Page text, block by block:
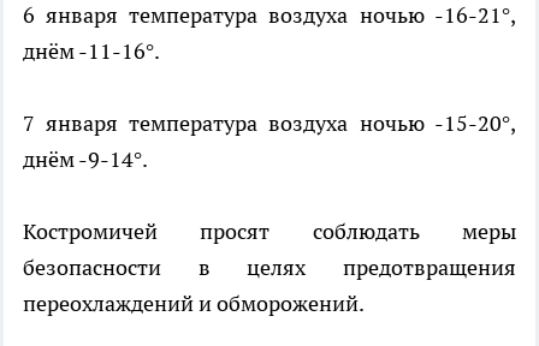
6 января температура воздуха ночью -16-21°,
днём -11-16°.
7 января температура воздуха ночью -15-20°,
днём -9-14°.
Костромичей просят соблюдать меры
безопасности в целях предотвращения
переохлаждений и обморожений.